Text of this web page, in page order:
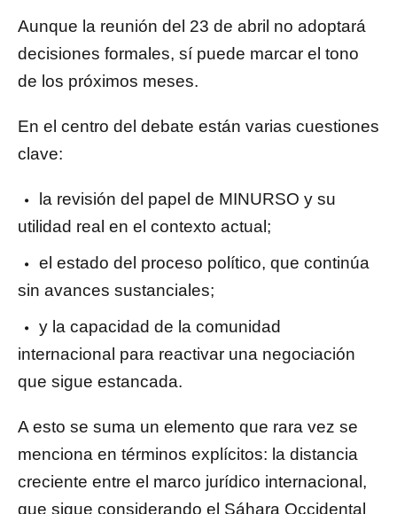
Aunque la reunión del 23 de abril no adoptará
decisiones formales, sí puede marcar el tono
de los próximos meses.
En el centro del debate están varias cuestiones
clave:
la revisión del papel de MINURSO y su
utilidad real en el contexto actual;
el estado del proceso político, que continúa
sin avances sustanciales;
y la capacidad de la comunidad
internacional para reactivar una negociación
que sigue estancada.
A esto se suma un elemento que rara vez se
menciona en términos explícitos: la distancia
creciente entre el marco jurídico internacional,
que sigue considerando el Sáhara Occidental